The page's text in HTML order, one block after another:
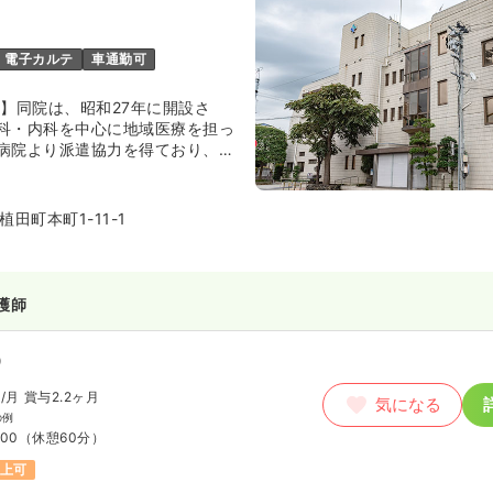
電子カルテ 車通勤可
同院は、昭和27年に開設さ
・内科を中心に地域医療を担っ
院より派遣協力を得ており、内
田町本町1-11-1
師
/月 賞与2.2ヶ月
（休憩60分）
可
気になる